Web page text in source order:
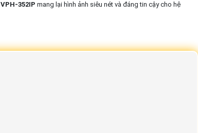
VPH-352IP mang lại hình ảnh siêu nét và đáng tin cậy cho hệ